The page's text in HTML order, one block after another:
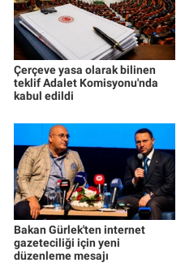
Çerçeve yasa olarak bilinen
teklif Adalet Komisyonu'nda
kabul edildi
Bakan Gürlek'ten internet
gazeteciliği için yeni
düzenleme mesajı